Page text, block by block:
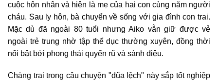
cuộc hôn nhân và hiện là mẹ của hai con cùng năm người
cháu. Sau ly hôn, bà chuyển về sống với gia đình con trai.
Mặc dù đã ngoài 80 tuổi nhưng Aiko vẫn giữ được vẻ
ngoài trẻ trung nhờ tập thể dục thường xuyên, đồng thời
nổi bật bởi phong thái quyến rũ và sành điệu.
Chàng trai trong câu chuyện "đũa lệch" này sắp tốt nghiệp